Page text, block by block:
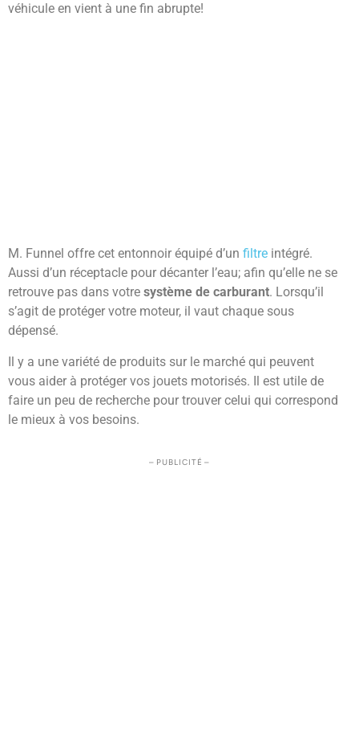
véhicule en vient à une fin abrupte!
M. Funnel offre cet entonnoir équipé d’un filtre intégré.
Aussi d’un réceptacle pour décanter l’eau; afin qu’elle ne se
retrouve pas dans votre système de carburant. Lorsqu’il
s’agit de protéger votre moteur, il vaut chaque sous
dépensé.
Il y a une variété de produits sur le marché qui peuvent
vous aider à protéger vos jouets motorisés. Il est utile de
faire un peu de recherche pour trouver celui qui correspond
le mieux à vos besoins.
– PUBLICITÉ –